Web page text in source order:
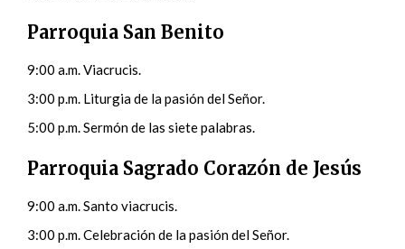
Parroquia San Benito
9:00 a.m. Viacrucis.
3:00 p.m. Liturgia de la pasión del Señor.
5:00 p.m. Sermón de las siete palabras.
Parroquia Sagrado Corazón de Jesús
9:00 a.m. Santo viacrucis.
3:00 p.m. Celebración de la pasión del Señor.